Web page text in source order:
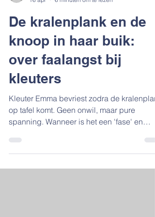
De kralenplank en de
knoop in haar buik:
over faalangst bij
kleuters
Kleuter Emma bevriest zodra de
op tafel komt. Geen onwil, maar pure
spanning. Wanneer is het een 'fase' en
bijsturen het verschil maakt voor haar
zelfbeeld.